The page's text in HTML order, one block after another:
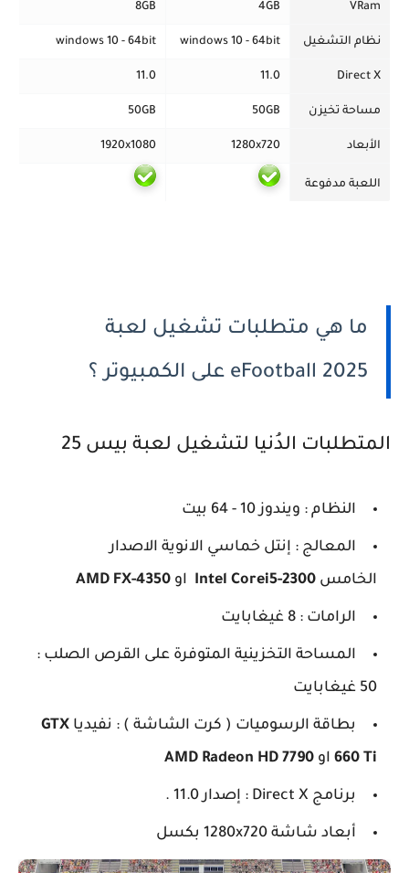
VRam
4GB
8GB
نظام التشغيل windows 10 - 64bit
windows 10 - 64bit
Direct X
11.0
11.0
مساحة تخيزن 50GB
50GB
الأبعاد 1280x720
1920x1080
اللعبة مدفوعة
ما هي متطلبات تشغيل لعبة
eFootball 2025 على الكمبيوتر ؟
المتطلبات الدُنيا لتشغيل لعبة بيس 25
النظام : ويندوز 10 - 64 بيت
المعالج : إنتل خماسي الانوية الاصدار
الخامس Intel Corei5-2300 او AMD FX-4350
الرامات : 8 غيغابايت
المساحة التخزينية المتوفرة على القرص الصلب :
50 غيغابايت
بطاقة الرسوميات ( كرت الشاشة ) : نفيديا GTX
660 Ti او AMD Radeon HD 7790
برنامج Direct X : إصدار 11.0 .
أبعاد شاشة 1280x720 بكسل